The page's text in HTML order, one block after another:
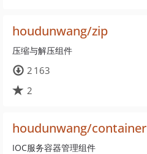
houdunwang/zip
压缩与解压组件
2 163
2
houdunwang/container
IOC服务容器管理组件